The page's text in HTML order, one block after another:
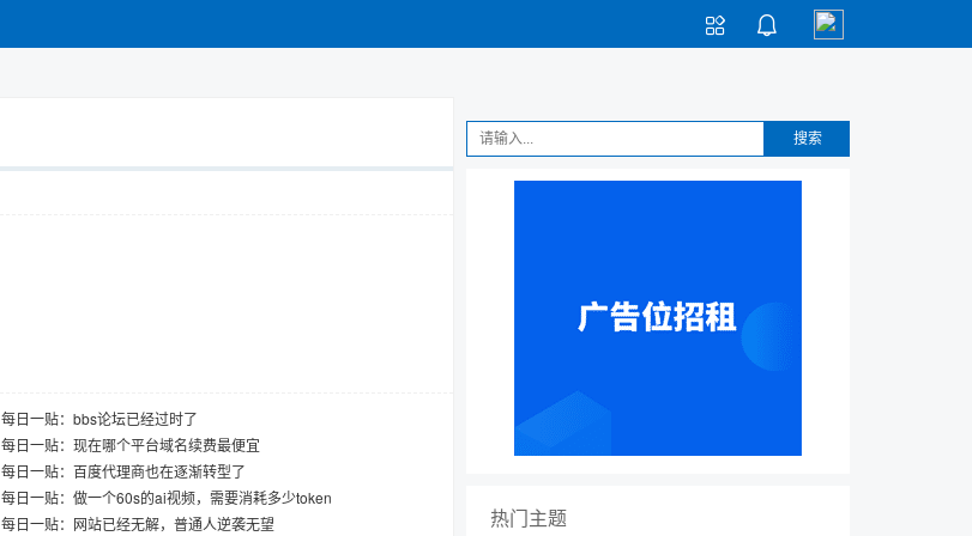


每日一贴：bbs论坛已经过时了
每日一贴：现在哪个平台域名续费最便宜
每日一贴：百度代理商也在逐渐转型了
每日一贴：做一个60s的ai视频，需要消耗多少token
每日一贴：网站已经无解，普通人逆袭无望
搜索
热门主题